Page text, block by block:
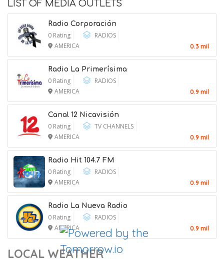
Two Killed in Firefighting Helicopter
Crash Near Utah Wildfire
9 August 2026
LIST OF MEDIA OUTLETS
Radio Corporación
0 Rating
Radio La Primerísima
0 Rating
Canal 12 Nicavisión
0 Rating
Radio Hit 104.7 FM
0 Rating
Radio La Nueva Radio
0 Rating
AMERICA